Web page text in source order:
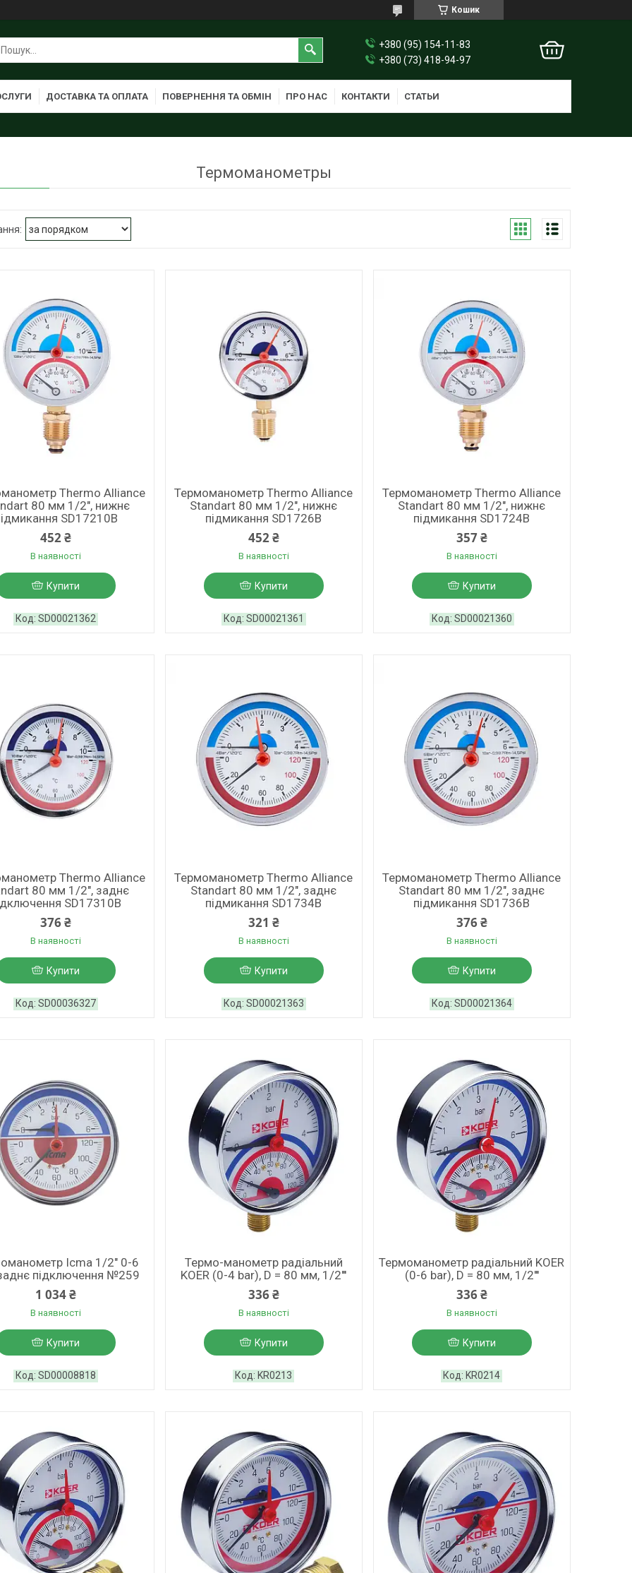
Кошик
+380 (95) 154-11-83
+380 (73) 418-94-97
ДОСТАВКА ТА ОПЛАТА ПОВЕРНЕННЯ ТА ОБМІН ПРО НАС КОНТАКТИ СТАТЬИ
Термоманометры
Thermo Alliance
80 мм 1/2", нижнє
SD17210B
452 ₴
В наявності
Купити
SD00021362
Термоманометр Thermo Alliance
Standart 80 мм 1/2", нижнє
підмикання SD1726B
452 ₴
В наявності
Купити
SD00021361
Термоманометр Thermo Alliance
Standart 80 мм 1/2", нижнє
підмикання SD1724B
357 ₴
В наявності
Купити
SD00021360
Thermo Alliance
80 мм 1/2", заднє
SD17310B
376 ₴
В наявності
Купити
SD00036327
Термоманометр Thermo Alliance
Standart 80 мм 1/2", заднє
підмикання SD1734B
321 ₴
В наявності
Купити
SD00021363
Термоманометр Thermo Alliance
Standart 80 мм 1/2", заднє
підмикання SD1736B
376 ₴
В наявності
Купити
SD00021364
Icma 1/2" 0-6
підключення №259
1 034 ₴
В наявності
Купити
SD00008818
Термо-манометр радіальний
KOER (0-4 bar), D = 80 мм, 1/2'''
336 ₴
В наявності
Купити
KR0213
Термоманометр радіальний KOER
(0-6 bar), D = 80 мм, 1/2'''
336 ₴
В наявності
Купити
KR0214